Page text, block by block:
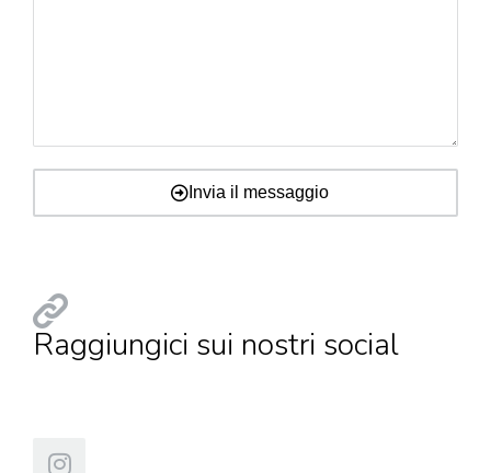
Invia il messaggio
Raggiungici sui nostri social